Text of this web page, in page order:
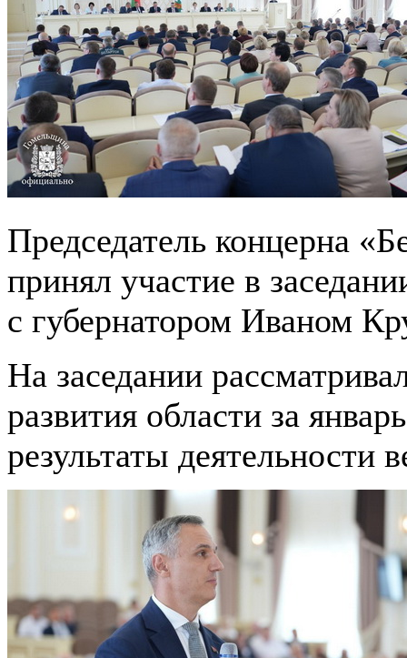
Председатель концерна
принял участие в
с губернатором Иваном
На заседании
развития области за
результаты деятельности